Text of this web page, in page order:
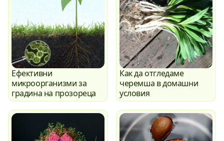
Ефективни
микроорганизми за
градина на прозореца
Как да отгледаме
черемша в домашни
условия